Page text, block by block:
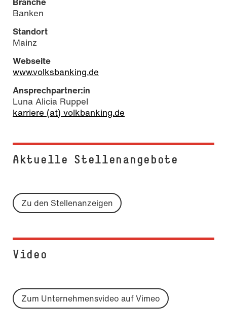
Banken
Standort
Mainz
Webseite
www.volksbanking.de
Ansprechpartner:in
Luna Alicia Ruppel
karriere (at) volkbanking.de
Aktuelle Stel­len­an­ge­bo­te
Zu den Stellenanzeigen
Video
Zum Unternehmensvideo auf Vimeo